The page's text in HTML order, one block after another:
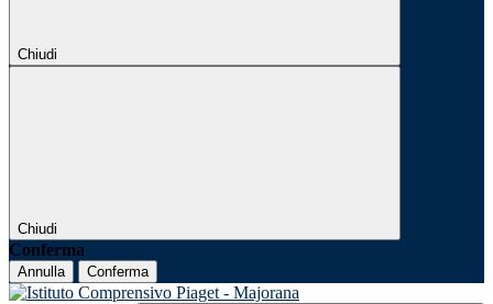
Chiudi
Chiudi
Conferma
Annulla Conferma